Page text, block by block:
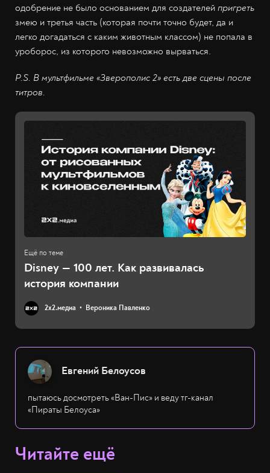
одобрение не было основанием для создателей пригреть
змею и третья часть (которая почти точно будет, да и
легко догадаться с каким животным классом) не попала в
уроборос, из которого невозможно вырваться.
P.S. В мультфильме «Зверополис 2» есть две сцены после
титров.
Disney — 100 лет. Как развивалась
история компании
2х2.медиа Вероника Павленко
Евгений Белоусов
пытаюсь досмотреть «Ван-Пис» и веду тг-канал
«Пираты Белоуса»
Читайте ещё